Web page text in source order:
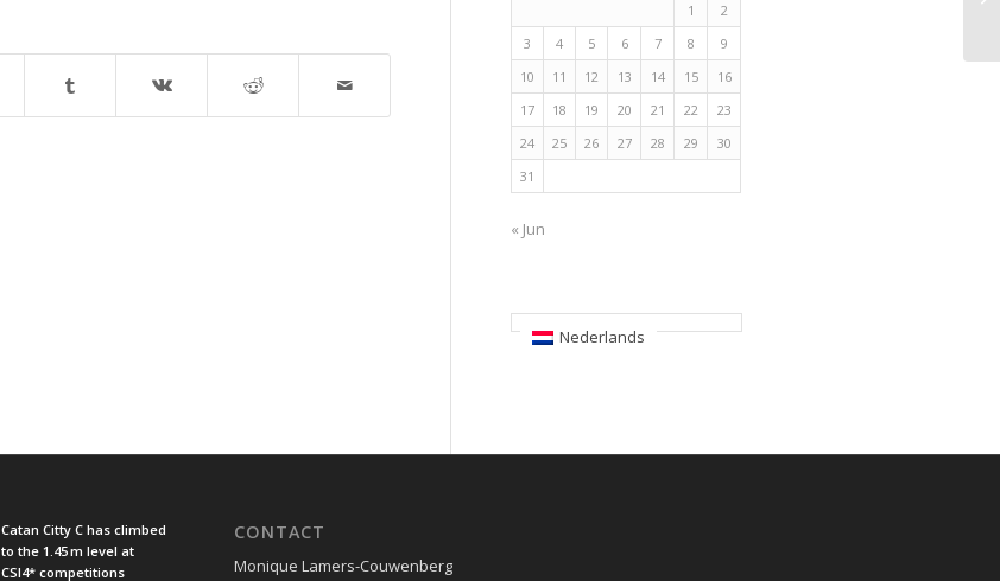
1
2
3
4 5 6 7 8
9
10
11 12 13 14 15
16
17
18 19 20 21 22
23
24
25 26 27 28 29
30
31
« Jun
Nederlands
Catan Citty C has climbed
to the 1.45 m level at
CSI4* competitions
CONTACT
Monique Lamers-Couwenberg